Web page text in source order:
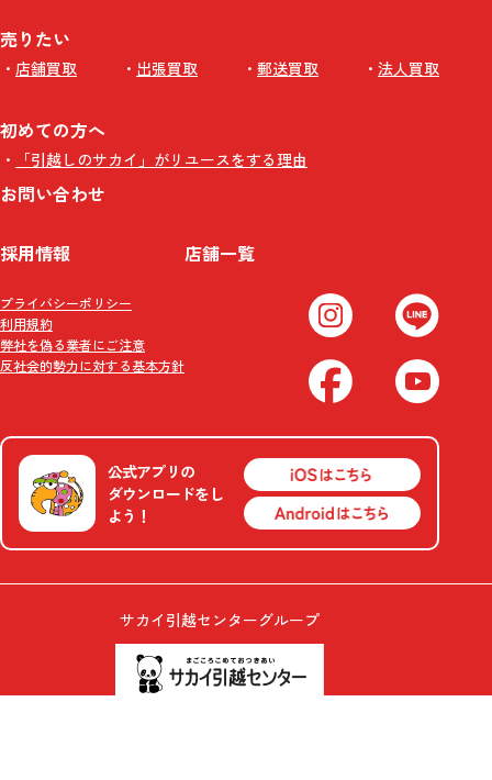
売りたい
店舗買取 出張買取 郵送買取 法人買取
初めての方へ
「引越しのサカイ」がリユースをする理由
お問い合わせ
採用情報 店舗一覧
プライバシーポリシー
利用規約
弊社を偽る業者にご注意
反社会的勢力に対する基本方針
公式アプリの
ダウンロードをし
よう！
サカイ引越センターグループ